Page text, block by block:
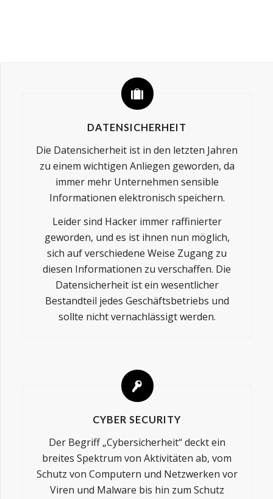
DATENSICHERHEIT
Die Datensicherheit ist in den letzten Jahren
zu einem wichtigen Anliegen geworden, da
immer mehr Unternehmen sensible
Informationen elektronisch speichern.
Leider sind Hacker immer raffinierter
geworden, und es ist ihnen nun möglich,
sich auf verschiedene Weise Zugang zu
diesen Informationen zu verschaffen. Die
Datensicherheit ist ein wesentlicher
Bestandteil jedes Geschäftsbetriebs und
sollte nicht vernachlässigt werden.
CYBER SECURITY
Der Begriff „Cybersicherheit“ deckt ein
breites Spektrum von Aktivitäten ab, vom
Schutz von Computern und Netzwerken vor
Viren und Malware bis hin zum Schutz